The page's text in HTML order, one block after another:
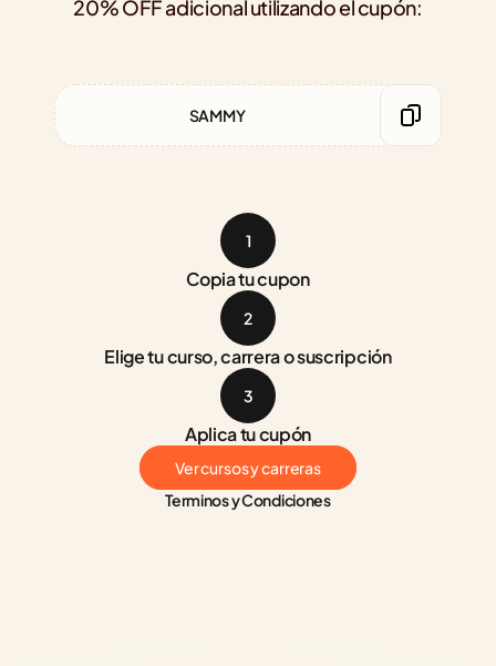
20% OFF adicional utilizando el cupón:
SAMMY
1
Copia tu cupon
2
Elige tu curso, carrera o suscripción
3
Aplica tu cupón
Ver cursos y carreras
Terminos y Condiciones